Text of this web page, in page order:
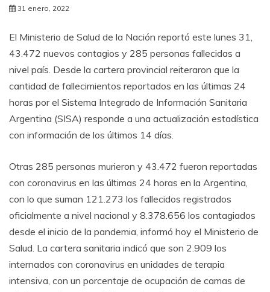
31 enero, 2022
El Ministerio de Salud de la Nación reportó este lunes 31,
43.472 nuevos contagios y 285 personas fallecidas a
nivel país. Desde la cartera provincial reiteraron que la
cantidad de fallecimientos reportados en las últimas 24
horas por el Sistema Integrado de Información Sanitaria
Argentina (SISA) responde a una actualización estadística
con información de los últimos 14 días.
Otras 285 personas murieron y 43.472 fueron reportadas
con coronavirus en las últimas 24 horas en la Argentina,
con lo que suman 121.273 los fallecidos registrados
oficialmente a nivel nacional y 8.378.656 los contagiados
desde el inicio de la pandemia, informó hoy el Ministerio de
Salud. La cartera sanitaria indicó que son 2.909 los
internados con coronavirus en unidades de terapia
intensiva, con un porcentaje de ocupación de camas de